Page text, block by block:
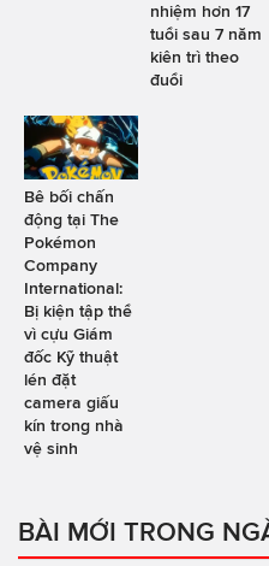
nhiệm hơn 17
tuổi sau 7 năm
kiên trì theo
đuổi
Bê bối chấn
động tại The
Pokémon
Company
International:
Bị kiện tập thể
vì cựu Giám
đốc Kỹ thuật
lén đặt
camera giấu
kín trong nhà
vệ sinh
BÀI MỚI TRONG